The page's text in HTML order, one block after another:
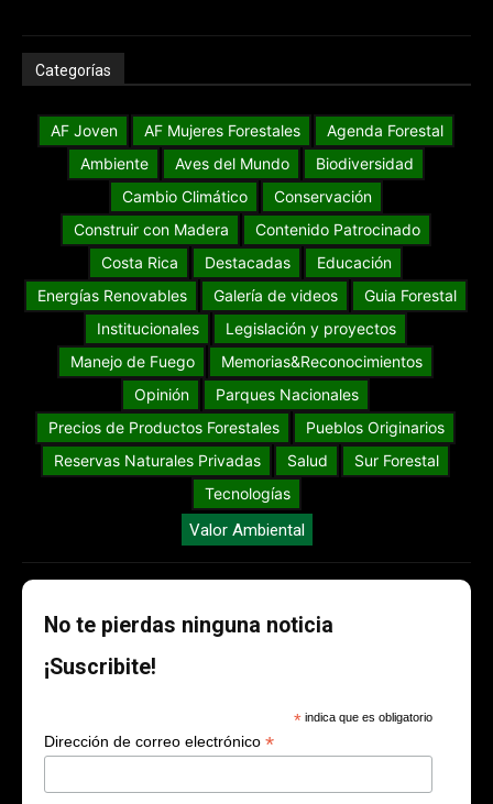
Categorías
AF Joven AF Mujeres Forestales
Agenda Forestal
Ambiente
Aves del Mundo
Biodiversidad
Cambio Climático
Conservación
Construir con Madera
Contenido Patrocinado
Costa Rica
Destacadas
Educación
Energías Renovables
Galería de videos
Guia Forestal
Institucionales
Legislación y proyectos
Manejo de Fuego
Memorias&Reconocimientos
Opinión
Parques Nacionales
Precios de Productos Forestales
Pueblos Originarios
Reservas Naturales Privadas
Salud
Sur Forestal
Tecnologías
Valor Ambiental
No te pierdas ninguna noticia
¡Suscribite!
* indica que es obligatorio
Dirección de correo electrónico *